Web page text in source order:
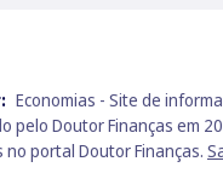
Economias - Site de
pelo Doutor Finanças em
portal Doutor Finanças.